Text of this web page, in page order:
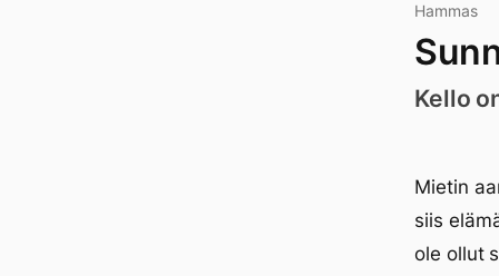
Hammas
Kello
Mietin
siis
ole ollut